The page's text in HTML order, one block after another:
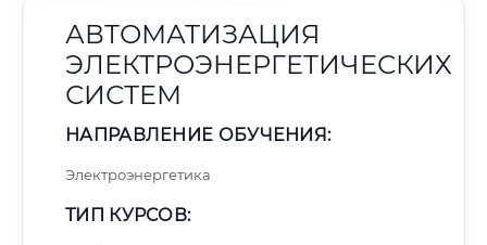
АВТОМАТИЗАЦИЯ
ЭЛЕКТРОЭНЕРГЕТИЧЕСКИХ
СИСТЕМ
НАПРАВЛЕНИЕ ОБУЧЕНИЯ:
Электроэнергетика
ТИП КУРСОВ: